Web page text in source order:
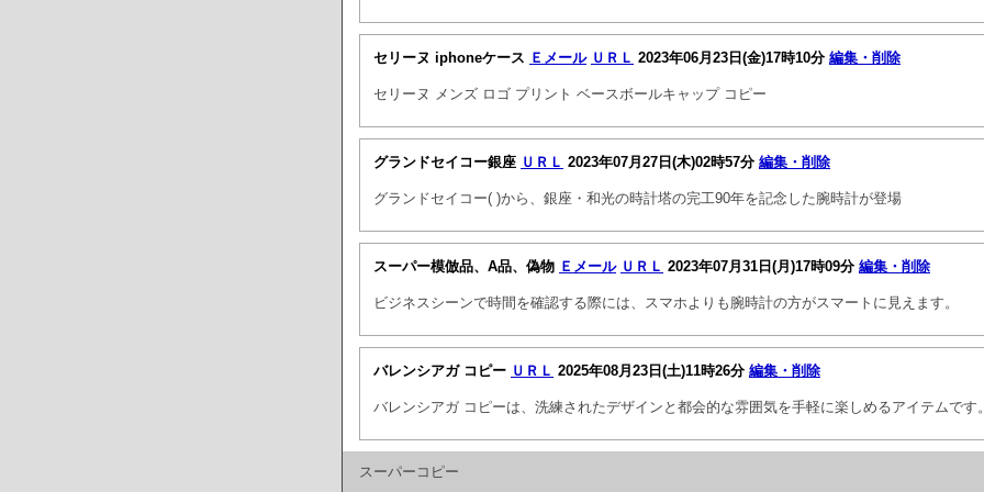
セリーヌ iphoneケース Ｅメール ＵＲＬ 2023年06月23日(金)17時10分 編集・削除
セリーヌ メンズ ロゴ プリント ベースボールキャップ コピー
グランドセイコー銀座 ＵＲＬ 2023年07月27日(木)02時57分 編集・削除
グランドセイコー( )から、銀座・和光の時計塔の完工90年を記念した腕時計が登場
スーパー模倣品、A品、偽物 Ｅメール ＵＲＬ 2023年07月31日(月)17時09分 編集・削除
ビジネスシーンで時間を確認する際には、スマホよりも腕時計の方がスマートに見えます。
バレンシアガ コピー ＵＲＬ 2025年08月23日(土)11時26分 編集・削除
バレンシアガ コピーは、洗練されたデザインと都会的な雰囲気を手軽に楽しめるアイテムです
スーパーコピー